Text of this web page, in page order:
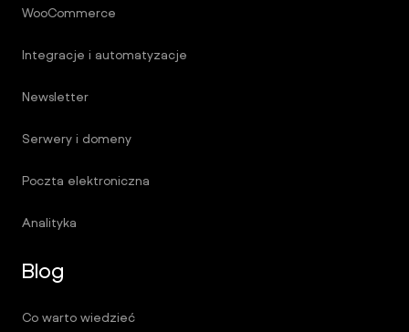
WooCommerce
Integracje i automatyzacje
Newsletter
Serwery i domeny
Poczta elektroniczna
Analityka
Blog
Co warto wiedzieć